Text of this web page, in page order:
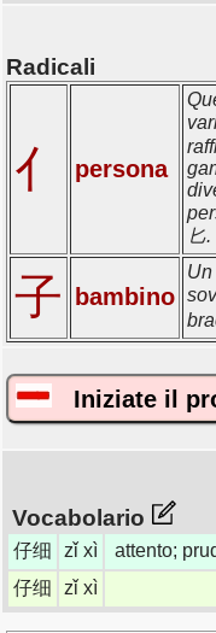
Radicali
亻 persona
匕.
子 bambino
Iniziate il
Vocabolario
仔细 zǐ xì
attento;
仔细
zǐ xì